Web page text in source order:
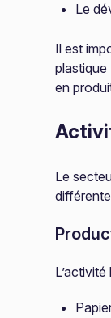
Le
Il est
plastique
en
Le